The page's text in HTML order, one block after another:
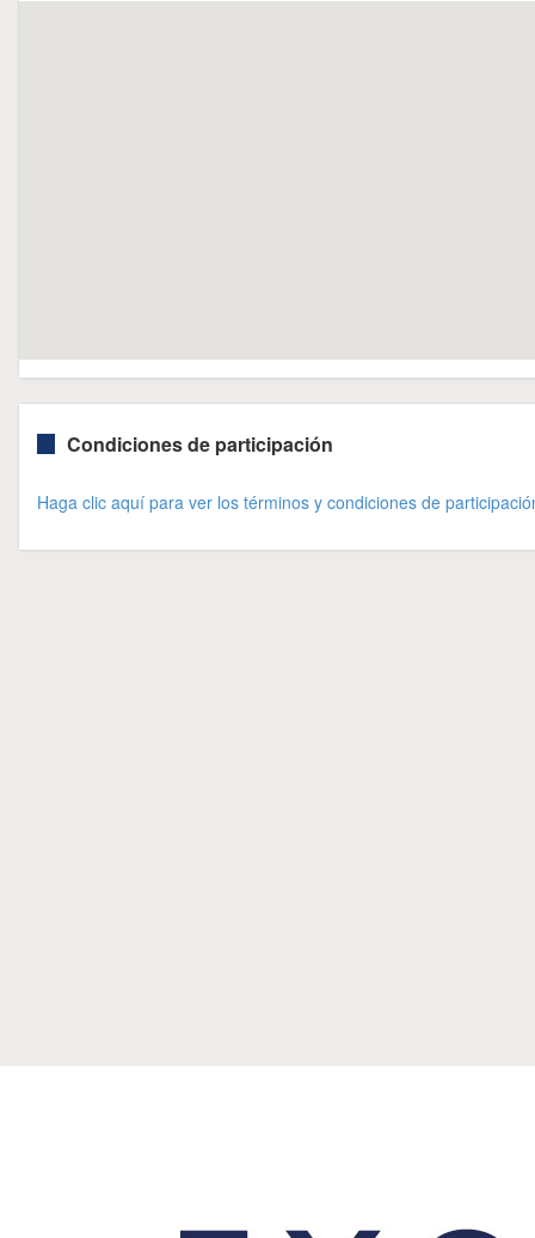
Condiciones de participación
Haga clic aquí para ver los términos y condiciones de